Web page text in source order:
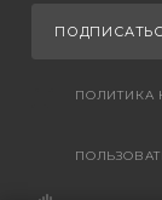
ПОЛИТИКА